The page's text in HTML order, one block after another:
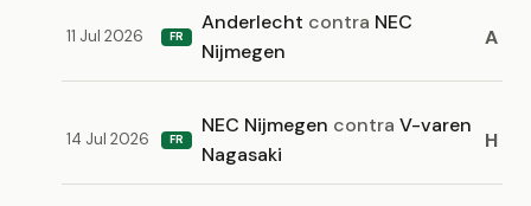
11 Jul 2026 FR
Anderlecht contra NEC
Nijmegen
A
14 Jul 2026 FR
NEC Nijmegen contra V-varen
Nagasaki
H